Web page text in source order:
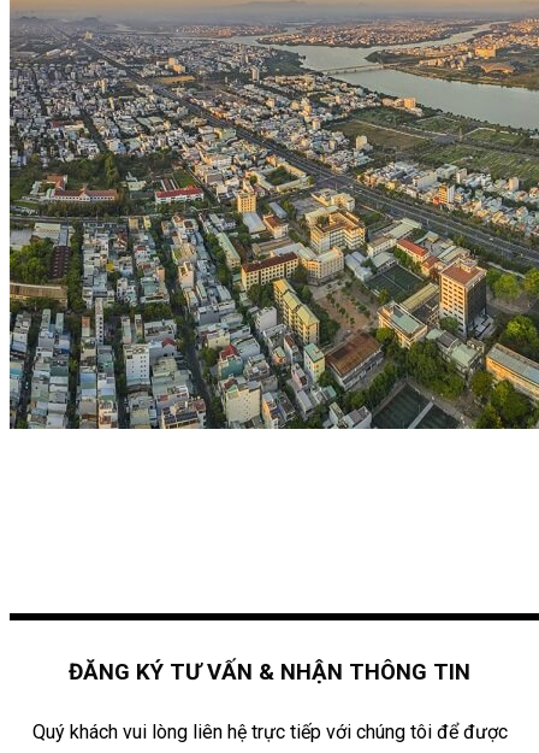
ĐĂNG KÝ TƯ VẤN & NHẬN THÔNG TIN
Quý khách vui lòng liên hệ trực tiếp với chúng tôi để được